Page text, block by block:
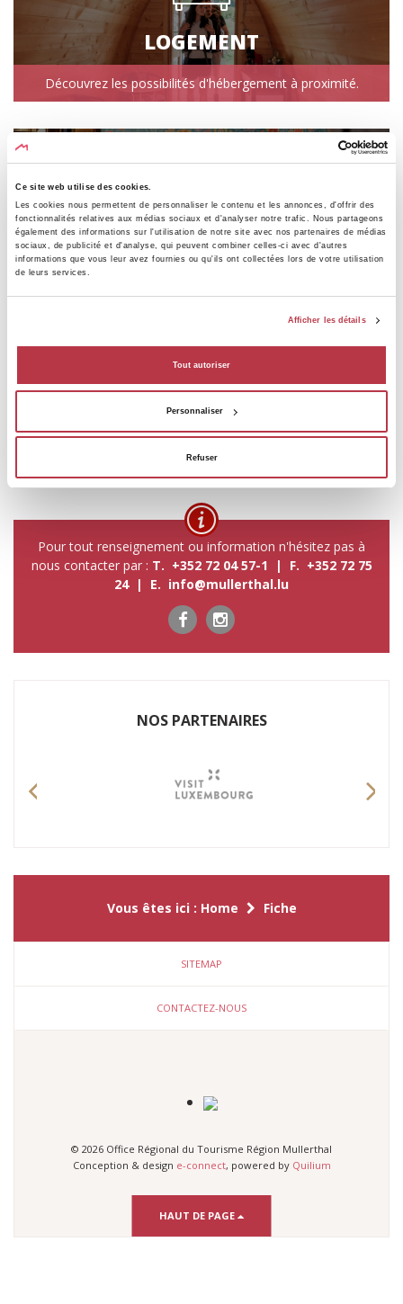
Ce site web utilise des cookies.
Les cookies nous permettent de personnaliser le contenu et les annonces, d'offrir des
fonctionnalités relatives aux médias sociaux et d'analyser notre trafic. Nous partageons
également des informations sur l'utilisation de notre site avec nos partenaires de médias
sociaux, de publicité et d'analyse, qui peuvent combiner celles-ci avec d'autres
informations que vous leur avez fournies ou qu'ils ont collectées lors de votre utilisation
de leurs services.
Afficher les détails
Tout autoriser
Personnaliser
Refuser
LOGEMENT
Découvrez les possibilités d'hébergement à proximité.
RESTAURANTS
Dégustez dans les alentours.
ATTRACTIONS
Découvrez les sites touristiques à proximité.
Pour tout renseignement ou information n'hésitez pas à
nous contacter par : T. +352 72 04 57-1 | F. +352 72 75
24 | E. info@mullerthal.lu
NOS P​ARTENAIRES
Vous êtes ici : Home Fiche
SITEMAP
CONTACTEZ-NOUS
© 2026 Office Régional du Tourisme Région Mullerthal
Conception & design e-connect, powered by Quilium
HAUT DE PAGE